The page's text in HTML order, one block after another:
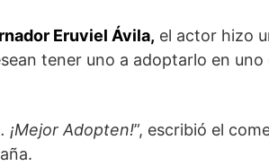
Eruviel Ávila, el actor hizo
tener uno a adoptarlo en uno
¡Mejor Adopten!”, escribió el